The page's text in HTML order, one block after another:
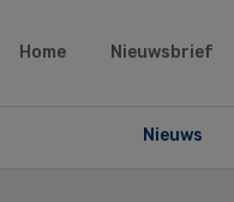
Home Nieuwsbrief
Nieuws